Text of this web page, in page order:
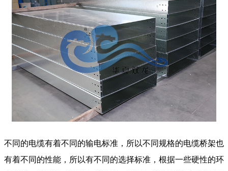
不同的电缆有着不同的输电标准，所以不同规格的电缆桥架也
有着不同的性能，所以有不同的选择标准，根据一些硬性的环